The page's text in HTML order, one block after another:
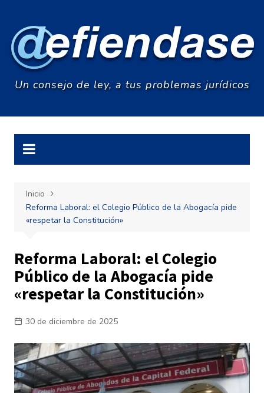
contenido
Un consejo de ley, a tus problemas jurídicos
Inicio
Reforma Laboral: el Colegio Público de la Abogacía pide
«respetar la Constitución»
Reforma Laboral: el Colegio
Público de la Abogacía pide
«respetar la Constitución»
30 de diciembre de 2025